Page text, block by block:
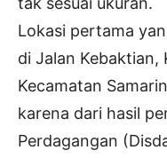
Lokasi pertama
di Jalan Kebaktian,
Kecamatan
karena dari hasil
Perdagangan